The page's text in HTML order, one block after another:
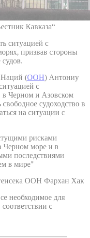
Кавказа“
ситуацией с
призвав стороны
Наций (ООН) Антониу
с
в Черном и Азовском
судоходство в
на ситуации с
рисками
Черном море и в
последствиями
в мире"
ООН Фархан Хак
необходимое для
с